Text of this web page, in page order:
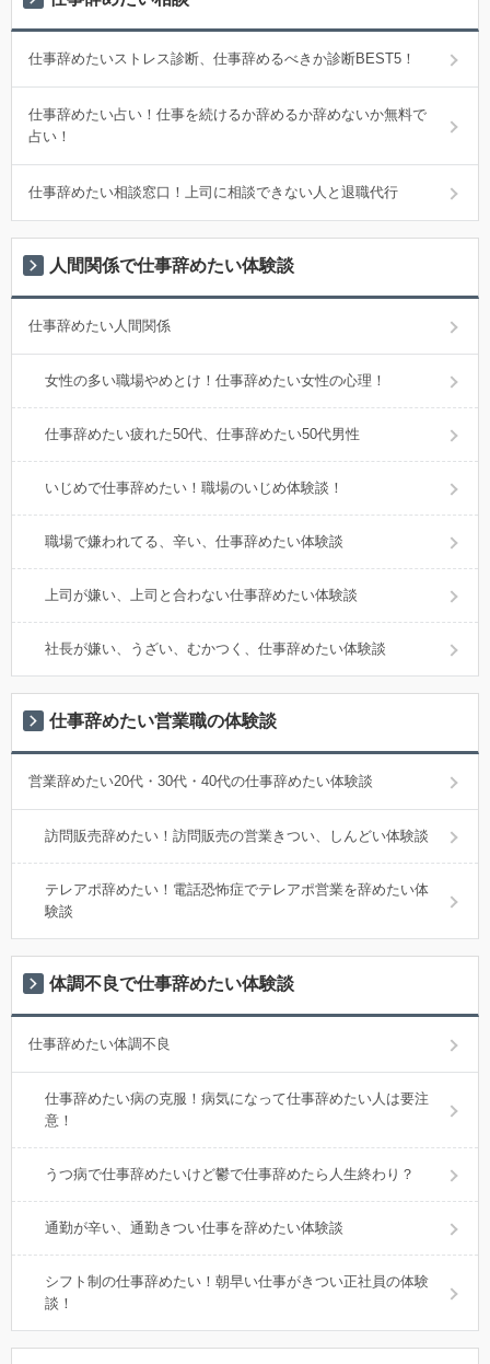
仕事辞めたいストレス診断、仕事辞めるべきか診断BEST5！
仕事辞めたい占い！仕事を続けるか辞めるか辞めないか無料で
占い！
仕事辞めたい相談窓口！上司に相談できない人と退職代行
人間関係で仕事辞めたい体験談
仕事辞めたい人間関係
女性の多い職場やめとけ！仕事辞めたい女性の心理！
仕事辞めたい疲れた50代、仕事辞めたい50代男性
いじめで仕事辞めたい！職場のいじめ体験談！
職場で嫌われてる、辛い、仕事辞めたい体験談
上司が嫌い、上司と合わない仕事辞めたい体験談
社長が嫌い、うざい、むかつく、仕事辞めたい体験談
仕事辞めたい営業職の体験談
営業辞めたい20代・30代・40代の仕事辞めたい体験談
訪問販売辞めたい！訪問販売の営業きつい、しんどい体験談
テレアポ辞めたい！電話恐怖症でテレアポ営業を辞めたい体
験談
体調不良で仕事辞めたい体験談
仕事辞めたい体調不良
仕事辞めたい病の克服！病気になって仕事辞めたい人は要注
意！
うつ病で仕事辞めたいけど鬱で仕事辞めたら人生終わり？
通勤が辛い、通勤きつい仕事を辞めたい体験談
シフト制の仕事辞めたい！朝早い仕事がきつい正社員の体験
談！